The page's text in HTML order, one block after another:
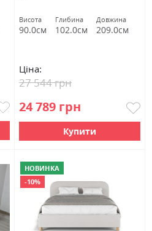
Висота
90.0см
Глибина
102.0см
Довжина
209.0см
Ціна:
24 789 грн
27 544 грн
Купити
НОВИНКА
-10%